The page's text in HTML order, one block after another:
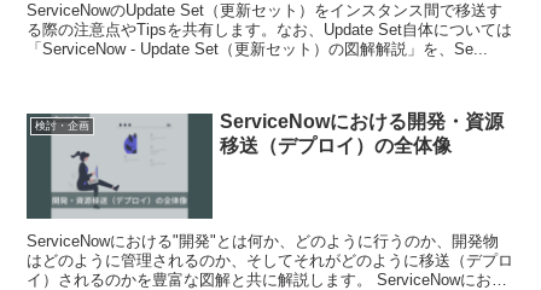
ServiceNowのUpdate Set（更新セット）をインスタンス間で移送す
る際の注意点やTipsを共有します。なお、Update Set自体については
「ServiceNow - Update Set（更新セット）の図解解説」を、Se...
検討・企画
ServiceNowにおける開発・資源
移送（デプロイ）の全体像
ServiceNowにおける"開発"とは何か、どのように行うのか、開発物
はどのように管理されるのか、そしてそれがどのように移送（デプロ
イ）されるのかを豊富な図解と共に解説します。 ServiceNowにおけ